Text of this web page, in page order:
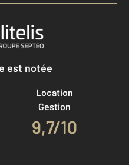
est notée
Location
Gestion
9,7/10